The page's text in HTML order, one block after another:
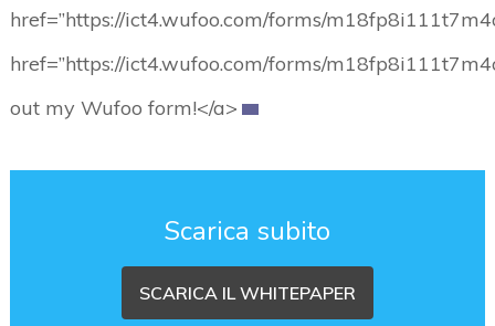
href=”https://ict4.wufoo.com/forms/
href=”https://ict4.wufoo.com/forms/
out my Wufoo form!</a>
Scarica subito
SCARICA IL WHITEPAPER